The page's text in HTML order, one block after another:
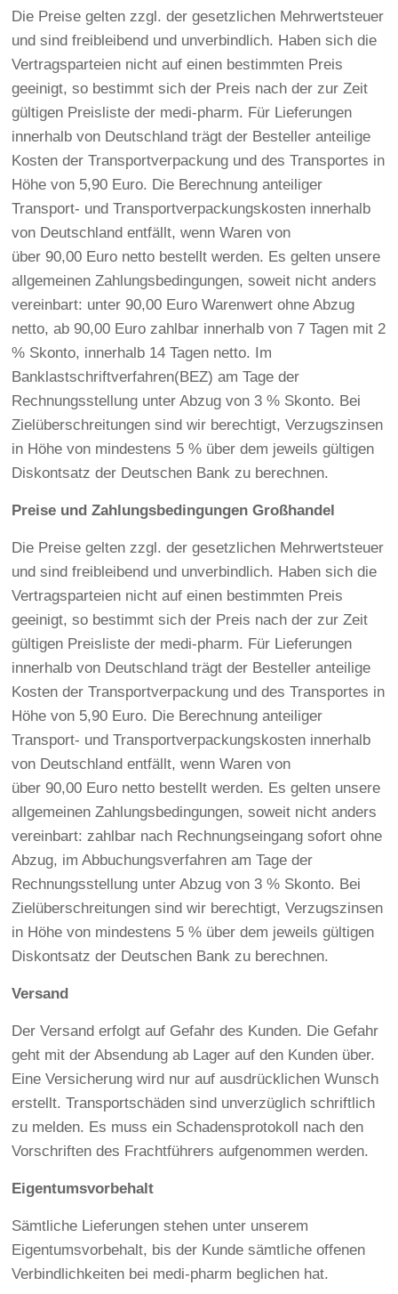
Die Preise gelten zzgl. der gesetzlichen Mehrwertsteuer
und sind freibleibend und unverbindlich. Haben sich die
Vertragsparteien nicht auf einen bestimmten Preis
geeinigt, so bestimmt sich der Preis nach der zur Zeit
gültigen Preisliste der medi-pharm. Für Lieferungen
innerhalb von Deutschland trägt der Besteller anteilige
Kosten der Transportverpackung und des Transportes in
Höhe von 5,90 Euro. Die Berechnung anteiliger
Transport- und Transportverpackungskosten innerhalb
von Deutschland entfällt, wenn Waren von
über 90,00 Euro netto bestellt werden. Es gelten unsere
allgemeinen Zahlungsbedingungen, soweit nicht anders
vereinbart: unter 90,00 Euro Warenwert ohne Abzug
netto, ab 90,00 Euro zahlbar innerhalb von 7 Tagen mit 2
% Skonto, innerhalb 14 Tagen netto. Im
Banklastschriftverfahren(BEZ) am Tage der
Rechnungsstellung unter Abzug von 3 % Skonto. Bei
Zielüberschreitungen sind wir berechtigt, Verzugszinsen
in Höhe von mindestens 5 % über dem jeweils gültigen
Diskontsatz der Deutschen Bank zu berechnen.
Preise und Zahlungsbedingungen Großhandel
Die Preise gelten zzgl. der gesetzlichen Mehrwertsteuer
und sind freibleibend und unverbindlich. Haben sich die
Vertragsparteien nicht auf einen bestimmten Preis
geeinigt, so bestimmt sich der Preis nach der zur Zeit
gültigen Preisliste der medi-pharm. Für Lieferungen
innerhalb von Deutschland trägt der Besteller anteilige
Kosten der Transportverpackung und des Transportes in
Höhe von 5,90 Euro. Die Berechnung anteiliger
Transport- und Transportverpackungskosten innerhalb
von Deutschland entfällt, wenn Waren von
über 90,00 Euro netto bestellt werden. Es gelten unsere
allgemeinen Zahlungsbedingungen, soweit nicht anders
vereinbart: zahlbar nach Rechnungseingang sofort ohne
Abzug, im Abbuchungsverfahren am Tage der
Rechnungsstellung unter Abzug von 3 % Skonto. Bei
Zielüberschreitungen sind wir berechtigt, Verzugszinsen
in Höhe von mindestens 5 % über dem jeweils gültigen
Diskontsatz der Deutschen Bank zu berechnen.
Versand
Der Versand erfolgt auf Gefahr des Kunden. Die Gefahr
geht mit der Absendung ab Lager auf den Kunden über.
Eine Versicherung wird nur auf ausdrücklichen Wunsch
erstellt. Transportschäden sind unverzüglich schriftlich
zu melden. Es muss ein Schadensprotokoll nach den
Vorschriften des Frachtführers aufgenommen werden.
Eigentumsvorbehalt
Sämtliche Lieferungen stehen unter unserem
Eigentumsvorbehalt, bis der Kunde sämtliche offenen
Verbindlichkeiten bei medi-pharm beglichen hat.